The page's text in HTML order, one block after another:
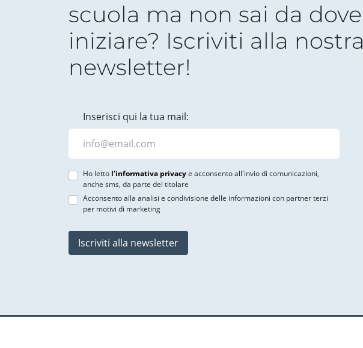
scuola ma non sai da dove
iniziare? Iscriviti alla nostra
newsletter!
Inserisci qui la tua mail:
Ho letto l'informativa privacye acconsento all'invio di comunicazioni,
anche sms, da parte del titolare
Acconsento alla analisi e condivisione delle informazioni con partner terzi
per motivi di marketing
Iscriviti alla newsletter